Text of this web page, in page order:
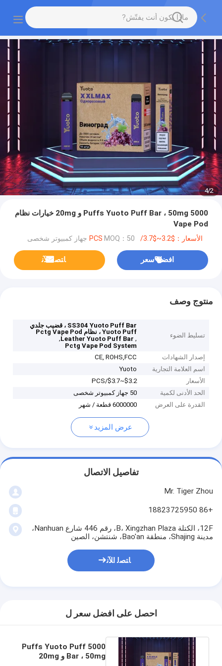
2
/
4
5000 Puffs Yuoto Puff Bar ، 50mg و 20mg خيارات نظام
Vape Pod
الأسعار：$3.2~$3.7/PCS MOQ：50 جهاز كمبيوتر شخصى
افضل سعر ﺎﺘﺼﻟ ﺍﻶﻧ
منتوج وصف
تسليط الضوء
SS304 Yuoto Puff Bar ، قضيب جلدي
Yuoto Puff ، نظام Pctg Vape Pod
,
Leather Yuoto Puff Bar
,
Pctg Vape Pod System
إصدار الشهادات
CE, ROHS,FCC
اسم العلامة التجارية
Yuoto
الأسعار
$3.2~$3.7/PCS
الحد الأدنى لكمية
50 جهاز كمبيوتر شخصى
القدرة على العرض
6000000 قطعة / شهر
عرض المزيد
تفاصيل الاتصال
Mr. Tiger Zhou
+86 18823725950
12F، الكتلة B، Xingzhan Plaza، رقم 446 شارع Nanhuan،
مدينة Shajing، منطقة Bao'an، شنتشن، الصين
ﺎﺘﺼﻟ ﺍﻶﻧ
احصل على افضل سعر ل
5000 Puffs Yuoto Puff
Bar ، 50mg و 20mg